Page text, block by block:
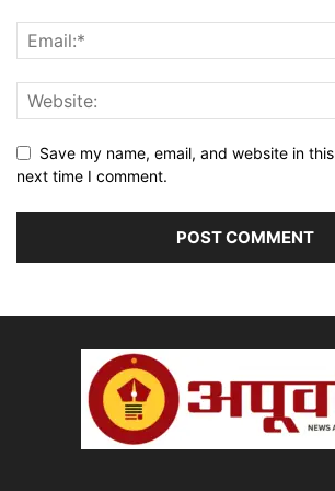
Save my name, email, and website in
next time I comment.